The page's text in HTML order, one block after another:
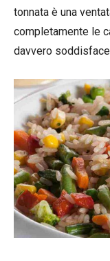
tonnata è una
completamente le
davvero